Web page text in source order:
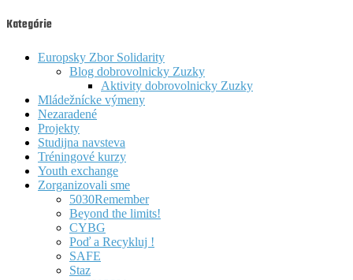
Kategórie
Europsky Zbor Solidarity
Blog dobrovolnicky Zuzky
Aktivity dobrovolnicky Zuzky
Mládežnícke výmeny
Nezaradené
Projekty
Studijna navsteva
Tréningové kurzy
Youth exchange
Zorganizovali sme
5030Remember
Beyond the limits!
CYBG
Poď a Recykluj !
SAFE
Staz